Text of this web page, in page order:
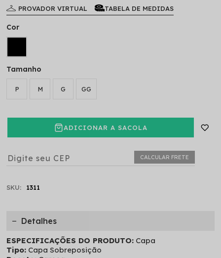
PROVADOR VIRTUAL TABELA DE MEDIDAS
Tamanho
P M G GG
Cor
ADICIONAR A SACOLA
CALCULAR FRETE
SKU: 1311
Detalhes
ESPECIFICAÇÕES DO PRODUTO: Capa
Tipo: Capa Sobreposição